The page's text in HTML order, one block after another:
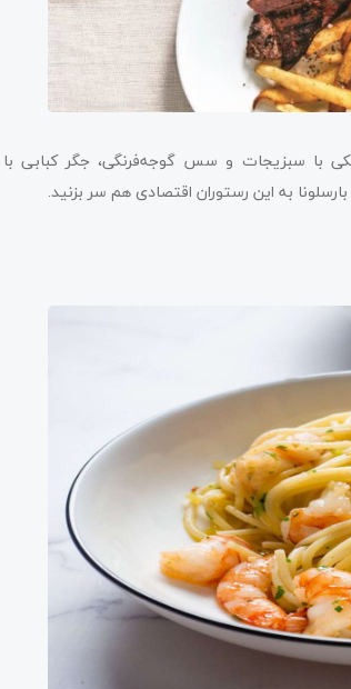
نمکی با سبزیجات و سس گوجه‌فرنگی، جگر کبابی با
به این رستوران اقتصادی هم سر بزنید.